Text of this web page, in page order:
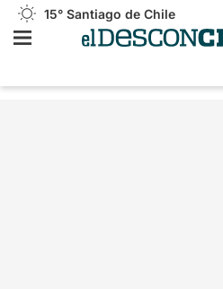
15° Santiago de Chile